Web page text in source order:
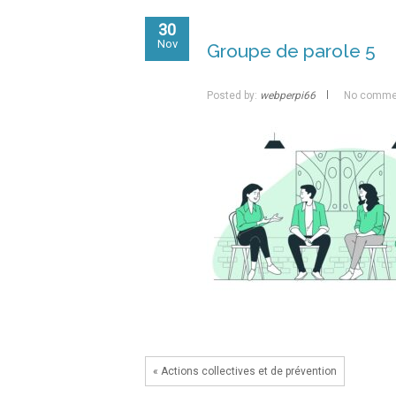
30
Nov Groupe de parole 5
Posted by: webperpi66 No
« Actions collectives et de prévention